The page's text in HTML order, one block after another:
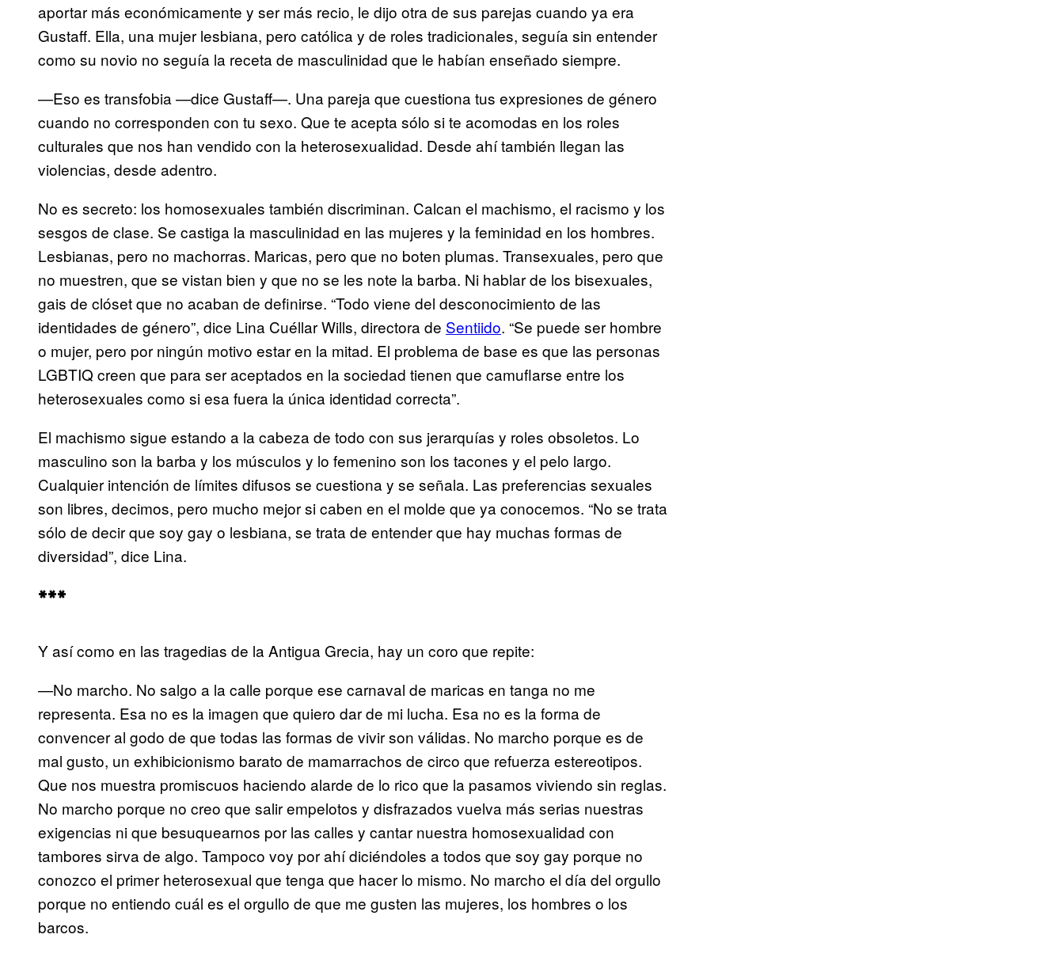
aportar más económicamente y ser más recio, le dijo otra de sus parejas cuando ya era
Gustaff. Ella, una mujer lesbiana, pero católica y de roles tradicionales, seguía sin entender
como su novio no seguía la receta de masculinidad que le habían enseñado siempre.
—Eso es transfobia —dice Gustaff—. Una pareja que cuestiona tus expresiones de género
cuando no corresponden con tu sexo. Que te acepta sólo si te acomodas en los roles
culturales que nos han vendido con la heterosexualidad. Desde ahí también llegan las
violencias, desde adentro.
No es secreto: los homosexuales también discriminan. Calcan el machismo, el racismo y los
sesgos de clase. Se castiga la masculinidad en las mujeres y la feminidad en los hombres.
Lesbianas, pero no machorras. Maricas, pero que no boten plumas. Transexuales, pero que
no muestren, que se vistan bien y que no se les note la barba. Ni hablar de los bisexuales,
gais de clóset que no acaban de definirse. “Todo viene del desconocimiento de las
identidades de género”, dice Lina Cuéllar Wills, directora de Sentiido. “Se puede ser hombre
o mujer, pero por ningún motivo estar en la mitad. El problema de base es que las personas
LGBTIQ creen que para ser aceptados en la sociedad tienen que camuflarse entre los
heterosexuales como si esa fuera la única identidad correcta”.
El machismo sigue estando a la cabeza de todo con sus jerarquías y roles obsoletos. Lo
masculino son la barba y los músculos y lo femenino son los tacones y el pelo largo.
Cualquier intención de límites difusos se cuestiona y se señala. Las preferencias sexuales
son libres, decimos, pero mucho mejor si caben en el molde que ya conocemos. “No se trata
sólo de decir que soy gay o lesbiana, se trata de entender que hay muchas formas de
diversidad”, dice Lina.
***
Y así como en las tragedias de la Antigua Grecia, hay un coro que repite:
—No marcho. No salgo a la calle porque ese carnaval de maricas en tanga no me
representa. Esa no es la imagen que quiero dar de mi lucha. Esa no es la forma de
convencer al godo de que todas las formas de vivir son válidas. No marcho porque es de
mal gusto, un exhibicionismo barato de mamarrachos de circo que refuerza estereotipos.
Que nos muestra promiscuos haciendo alarde de lo rico que la pasamos viviendo sin reglas.
No marcho porque no creo que salir empelotos y disfrazados vuelva más serias nuestras
exigencias ni que besuquearnos por las calles y cantar nuestra homosexualidad con
tambores sirva de algo. Tampoco voy por ahí diciéndoles a todos que soy gay porque no
conozco el primer heterosexual que tenga que hacer lo mismo. No marcho el día del orgullo
porque no entiendo cuál es el orgullo de que me gusten las mujeres, los hombres o los
barcos.